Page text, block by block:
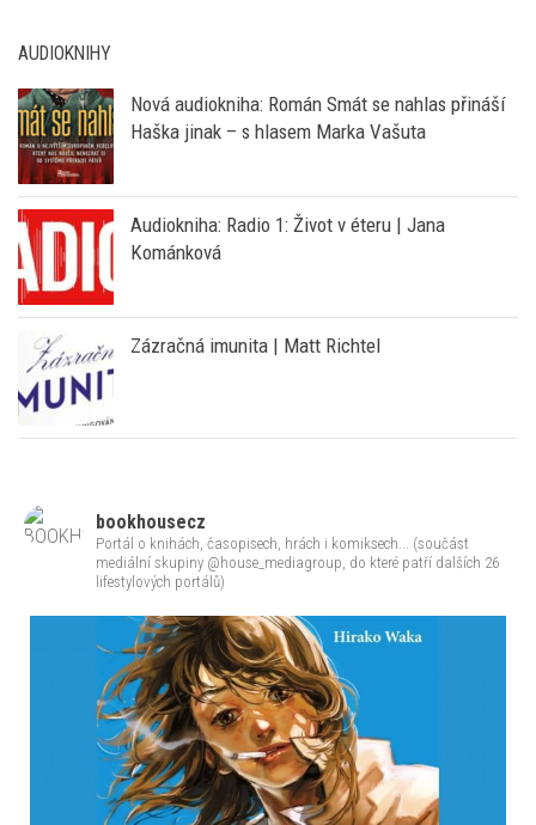
AUDIOKNIHY
Nová audiokniha: Román Smát se nahlas přináší
Haška jinak – s hlasem Marka Vašuta
Audiokniha: Radio 1: Život v éteru | Jana
Kománková
Zázračná imunita | Matt Richtel
bookhousecz
Portál o knihách, časopisech, hrách i komiksech... (součást
mediální skupiny @house_mediagroup, do které patří dalších 26
lifestylových portálů)